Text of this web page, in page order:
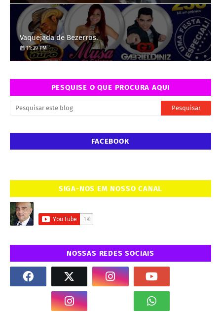
Vaquejada de Bezerros.
11:39 PM
PESQUISE O QUE PROCURA AQUI
FACEBOOK
SIGA-NOS EM NOSSO CANAL
NOSSAS REDES SOCIAIS